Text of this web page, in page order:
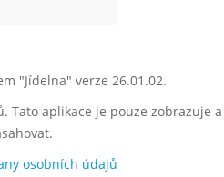
"Jídelna" verze 26.01.02.
aplikace je pouze zobrazuje
osobních údajů